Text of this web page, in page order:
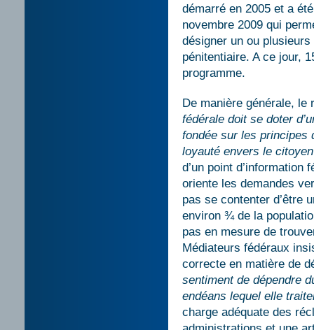
démarré en 2005 et a
novembre 2009 qui
désigner un ou
pénitentiaire. A ce jour,
programme.
De manière générale,
fédérale doit se doter
fondée sur les principes
loyauté envers le
d’un point d’information
oriente les demandes
pas se contenter d’être
environ ¾ de la
pas en mesure de
Médiateurs fédéraux
correcte en matière de
sentiment de dépendre
endéans lequel elle
charge adéquate des